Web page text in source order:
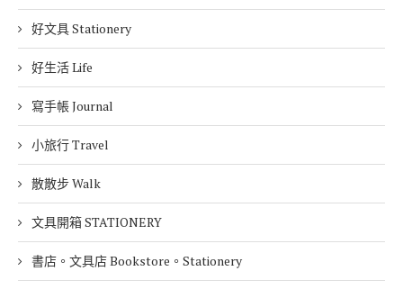
好文具 Stationery
好生活 Life
寫手帳 Journal
小旅行 Travel
散散步 Walk
文具開箱 STATIONERY
書店。文具店 Bookstore。Stationery